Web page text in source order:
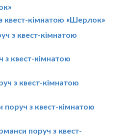
квест-кімнатою «Шерлок»
з квест-кімнатою
з квест-кімнатою
з квест-кімнатою
поруч з квест-кімнатою
поруч з квест-